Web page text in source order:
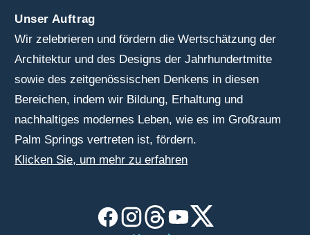
Unser Auftrag
Wir zelebrieren und fördern die Wertschätzung der
Architektur und des Designs der Jahrhundertmitte
sowie des zeitgenössischen Denkens in diesen
Bereichen, indem wir Bildung, Erhaltung und
nachhaltiges modernes Leben, wie es im Großraum
Palm Springs vertreten ist, fördern.
Klicken Sie, um mehr zu erfahren